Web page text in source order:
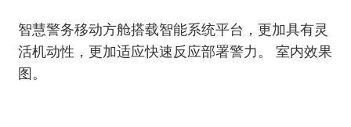
智慧警务移动方舱搭载智能系统平台，更加具有灵
活机动性，更加适应快速反应部署警力。 室内效果
图。